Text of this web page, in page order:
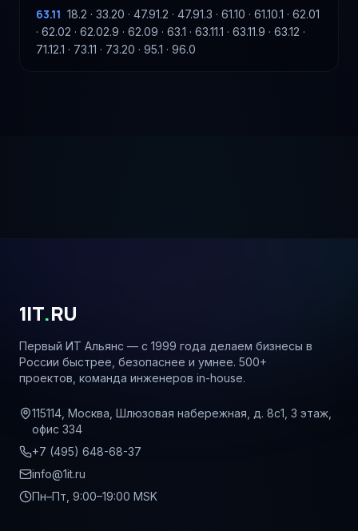
63.11 18.2 · 33.20 · 47.91.2 · 47.91.3 · 61.10 · 61.10.1 · 62.01
· 62.02 · 62.02.9 · 62.09 · 63.1 · 63.11.1 · 63.11.9 · 63.12 ·
71.12.1 · 73.11 · 73.20 · 95.1 · 96.0
1IT.RU
Первый ИТ Альянс — с 1999 года делаем бизнесы в
России быстрее, безопаснее и умнее. 500+
проектов, команда инженеров in-house.
115114, Москва, Шлюзовая набережная, д. 8с1, 3 этаж,
офис 334
+7 (495) 648-68-37
info@1it.ru
Пн–Пт, 9:00–19:00 MSK